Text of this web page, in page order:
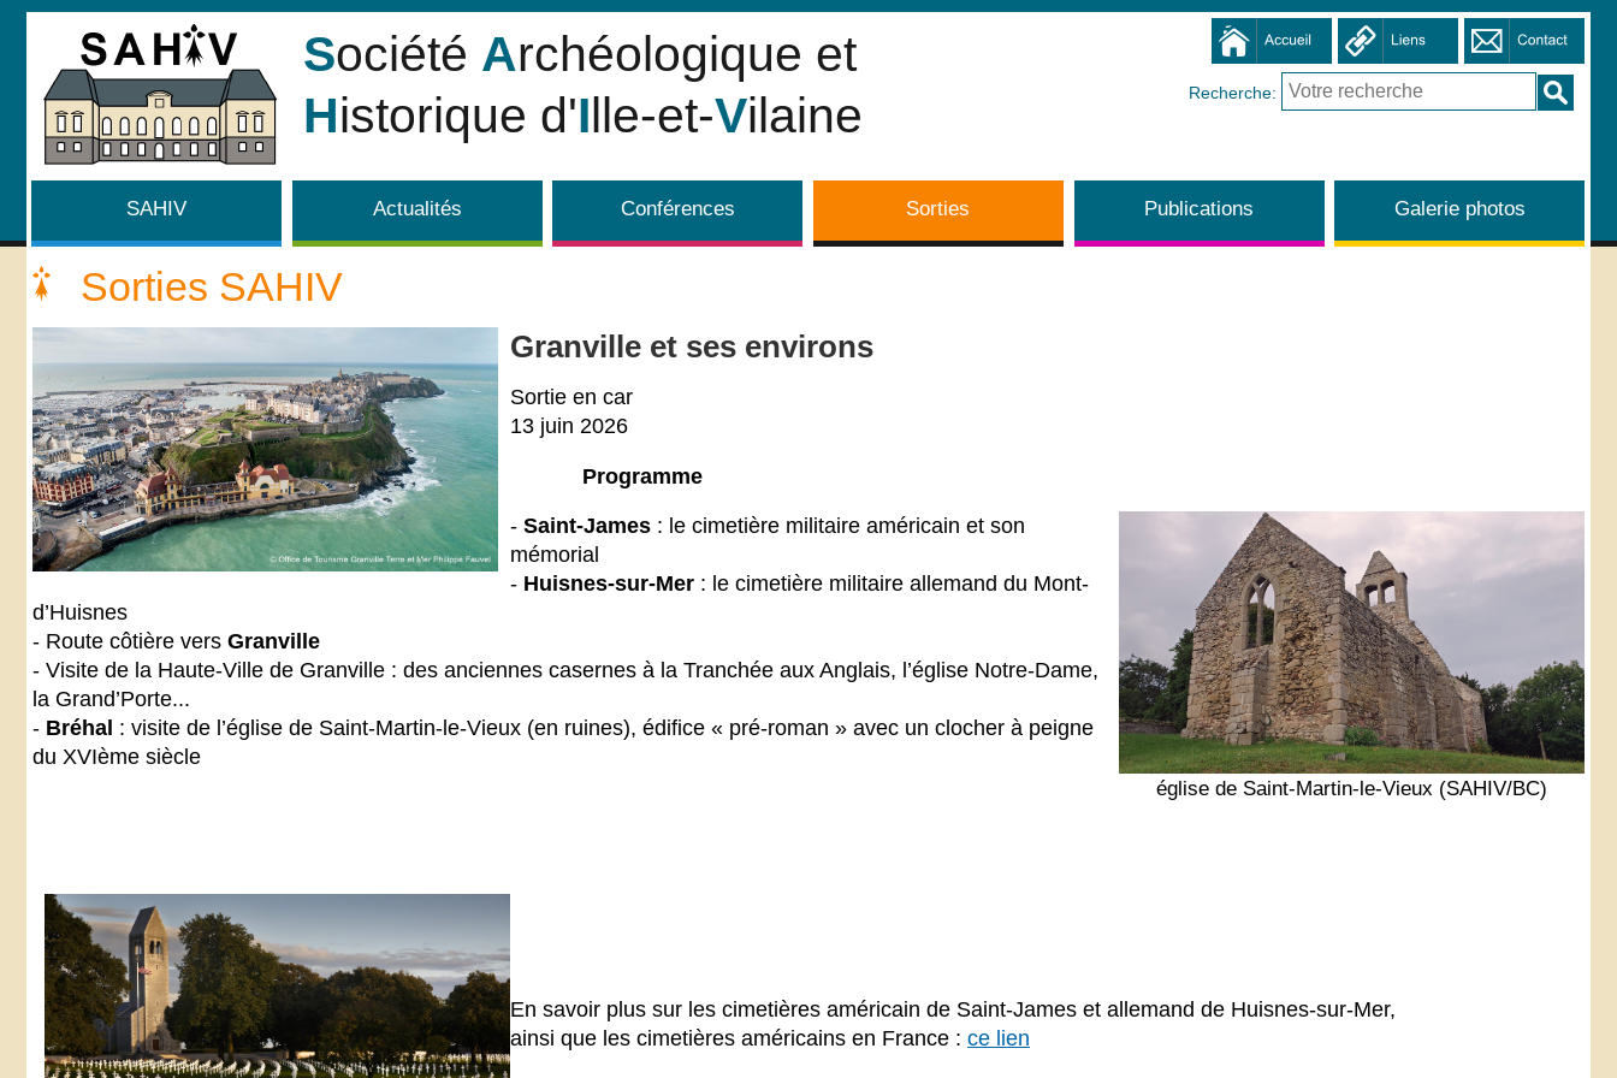
Société Archéologique et
Historique d'Ille-et-Vilaine Recherche:
SAHIV Actualités Conférences Sorties Publications Galerie photos
Sorties SAHIV
Granville et ses environs
Sortie en car
13 juin 2026
Programme
église de Saint-Martin-le-Vieux (SAHIV/BC)
- Saint-James : le cimetière militaire américain et son
mémorial
- Huisnes-sur-Mer : le cimetière militaire allemand du Mont-
d’Huisnes
- Route côtière vers Granville
- Visite de la Haute-Ville de Granville : des anciennes casernes à la Tranchée aux Anglais, l’église Notre-Dame,
la Grand’Porte...
- Bréhal : visite de l’église de Saint-Martin-le-Vieux (en ruines), édifice « pré-roman » avec un clocher à peigne
du XVIème siècle
En savoir plus sur les cimetières américain de Saint-James et allemand de Huisnes-sur-Mer,
ainsi que les cimetières américains en France : ce lien